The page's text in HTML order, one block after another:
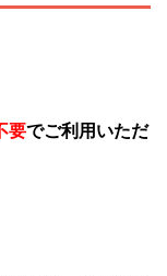
要でご利用いただ